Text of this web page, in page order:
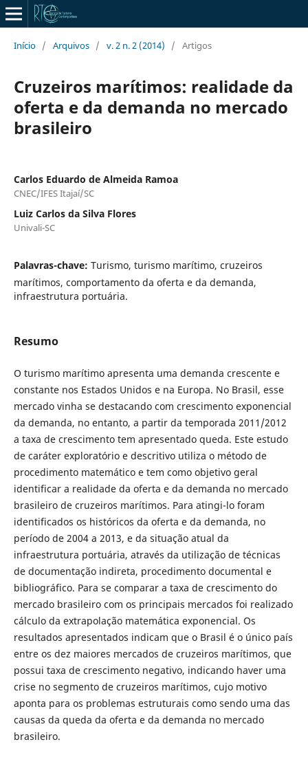
Início / Arquivos / v. 2 n. 2 (2014) / Artigos
Cruzeiros marítimos: realidade da
oferta e da demanda no mercado
brasileiro
Carlos Eduardo de Almeida Ramoa
CNEC/IFES Itajaí/SC
Luiz Carlos da Silva Flores
Univali-SC
Palavras-chave: Turismo, turismo marítimo, cruzeiros
marítimos, comportamento da oferta e da demanda,
infraestrutura portuária.
Resumo
O turismo marítimo apresenta uma demanda crescente e
constante nos Estados Unidos e na Europa. No Brasil, esse
mercado vinha se destacando com crescimento exponencial
da demanda, no entanto, a partir da temporada 2011/2012
a taxa de crescimento tem apresentado queda. Este estudo
de caráter exploratório e descritivo utiliza o método de
procedimento matemático e tem como objetivo geral
identificar a realidade da oferta e da demanda no mercado
brasileiro de cruzeiros marítimos. Para atingi-lo foram
identificados os históricos da oferta e da demanda, no
período de 2004 a 2013, e da situação atual da
infraestrutura portuária, através da utilização de técnicas
de documentação indireta, procedimento documental e
bibliográfico. Para se comparar a taxa de crescimento do
mercado brasileiro com os principais mercados foi realizado
cálculo da extrapolação matemática exponencial. Os
resultados apresentados indicam que o Brasil é o único país
entre os dez maiores mercados de cruzeiros marítimos, que
possui taxa de crescimento negativo, indicando haver uma
crise no segmento de cruzeiros marítimos, cujo motivo
aponta para os problemas estruturais como sendo uma das
causas da queda da oferta e da demanda no mercado
brasileiro.